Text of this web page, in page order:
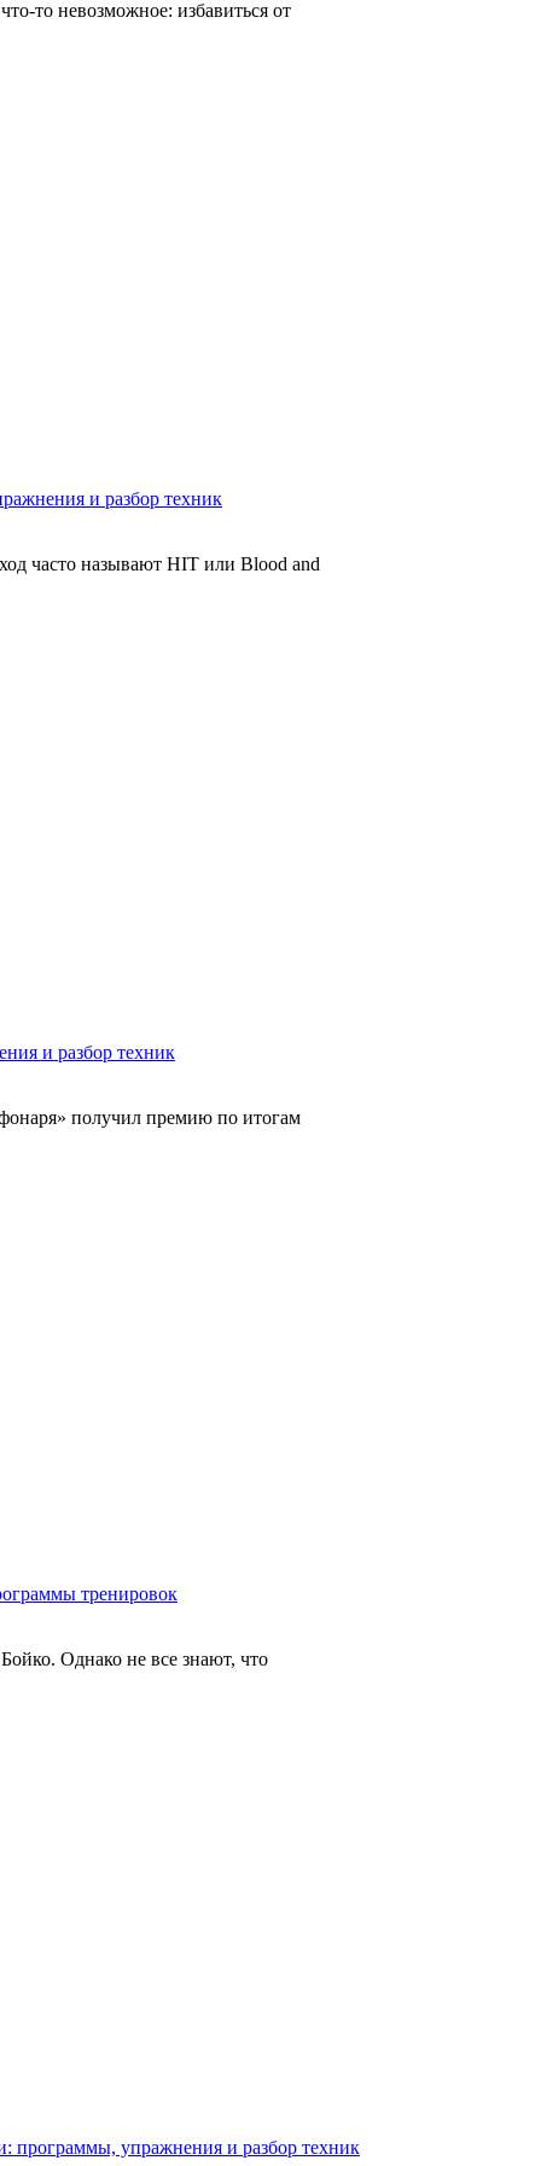
то невозможное: избавиться от
и разбор техник
часто называют HIT или Blood and
и разбор техник
фонаря» получил премию по итогам
тренировок
Однако не все знают, что
программы, упражнения и разбор техник